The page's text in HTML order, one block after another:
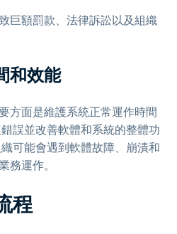
巨額罰款、法律訴訟以及組織
和效能
方面是維護系統正常運作時間
誤並改善軟體和系統的整體功
可能會遇到軟體故障、崩潰和
務運作。
程